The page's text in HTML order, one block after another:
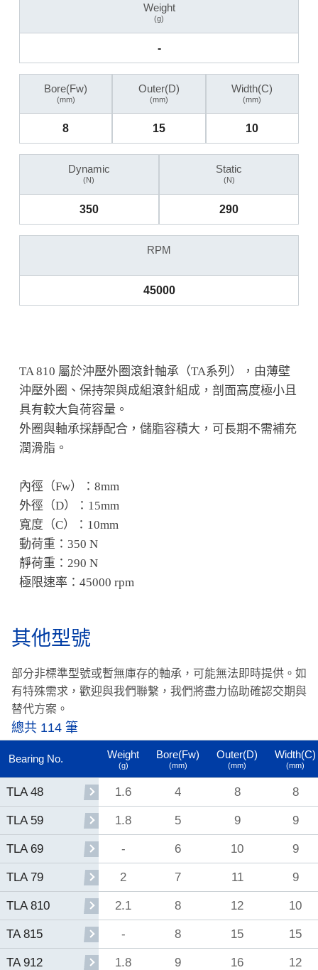
Weight
(g)
-
Bore(Fw)
(mm)
8
Outer(D)
(mm)
15
Width(C)
(mm)
10
Dynamic
(N)
350
Static
(N)
290
RPM
45000
TA 810 屬於沖壓外圈滾針軸承（TA系列），由薄壁
沖壓外圈、保持架與成組滾針組成，剖面高度極小且
具有較大負荷容量。
外圈與軸承採靜配合，儲脂容積大，可長期不需補充
潤滑脂。
內徑（Fw）：8mm
外徑（D）：15mm
寬度（C）：10mm
動荷重：350 N
靜荷重：290 N
極限速率：45000 rpm
其他型號
部分非標準型號或暫無庫存的軸承，可能無法即時提供。 如
有特殊需求，歡迎與我們聯繫，我們將盡力協助確認交期與
替代方案。
總共 114 筆
Bearing No. Weight
(g)
Bore(Fw)
(mm)
Outer(D)
(mm)
Width(C)
(mm)
TLA 48 1.6 4 8 8
TLA 59 1.8 5 9 9
TLA 69 - 6 10 9
TLA 79 2 7 11 9
TLA 810 2.1 8 12 10
TA 815 - 8 15 15
TA 912 1.8 9 16 12